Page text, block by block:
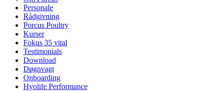
Personale
Rådgivning
Porcus Poultry
Kurser
Fokus 35 vital
Testimonials
Download
Døgnvagt
Onboarding
Hyolife Performance